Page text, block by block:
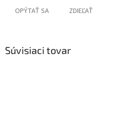
OPÝTAŤ SA ZDIEĽAŤ
Súvisiaci tovar